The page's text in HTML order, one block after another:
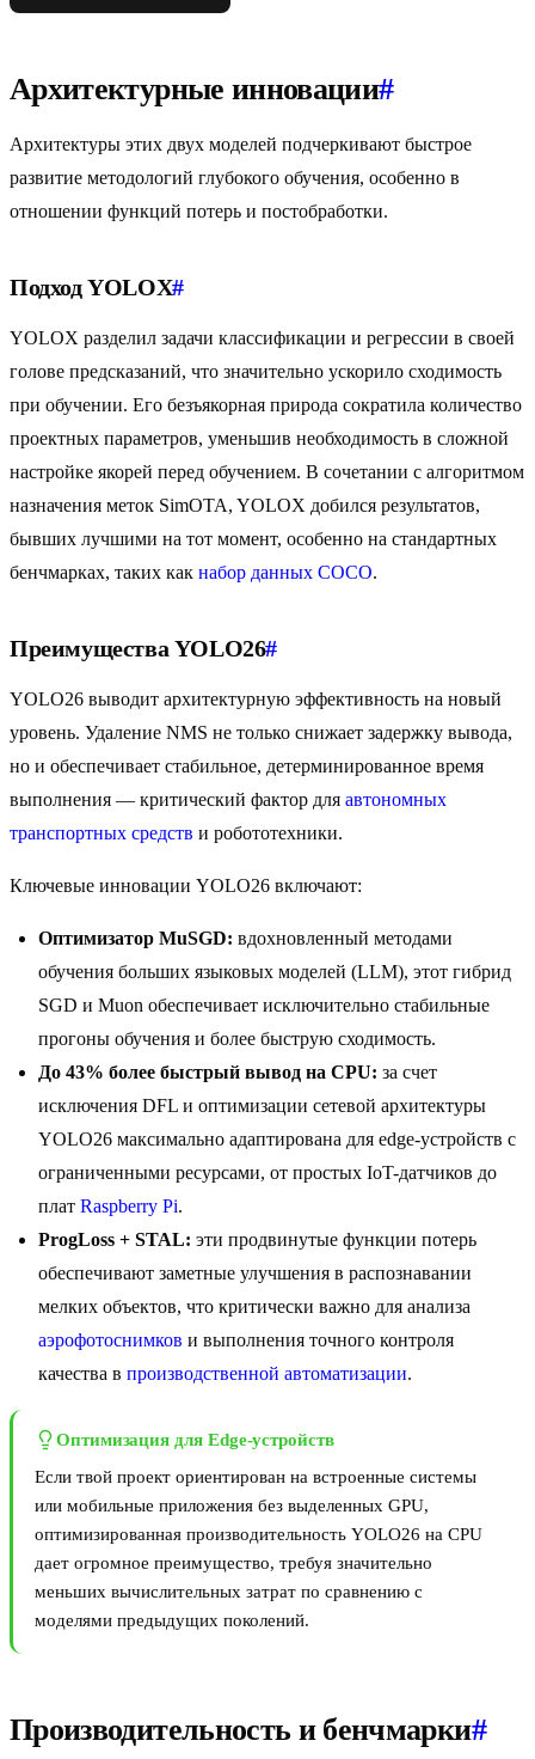
Архитектурные инновации#
Архитектуры этих двух моделей подчеркивают быстрое
развитие методологий глубокого обучения, особенно в
отношении функций потерь и постобработки.
Подход YOLOX#
YOLOX разделил задачи классификации и регрессии в своей
голове предсказаний, что значительно ускорило сходимость
при обучении. Его безъякорная природа сократила количество
проектных параметров, уменьшив необходимость в сложной
настройке якорей перед обучением. В сочетании с алгоритмом
назначения меток SimOTA, YOLOX добился результатов,
бывших лучшими на тот момент, особенно на стандартных
бенчмарках, таких как набор данных COCO.
Преимущества YOLO26#
YOLO26 выводит архитектурную эффективность на новый
уровень. Удаление NMS не только снижает задержку вывода,
но и обеспечивает стабильное, детерминированное время
выполнения — критический фактор для автономных
транспортных средств и робототехники.
Ключевые инновации YOLO26 включают:
Оптимизатор MuSGD: вдохновленный методами
обучения больших языковых моделей (LLM), этот гибрид
SGD и Muon обеспечивает исключительно стабильные
прогоны обучения и более быструю сходимость.
До 43% более быстрый вывод на CPU: за счет
исключения DFL и оптимизации сетевой архитектуры
YOLO26 максимально адаптирована для edge-устройств с
ограниченными ресурсами, от простых IoT-датчиков до
плат Raspberry Pi.
ProgLoss + STAL: эти продвинутые функции потерь
обеспечивают заметные улучшения в распознавании
мелких объектов, что критически важно для анализа
аэрофотоснимков и выполнения точного контроля
качества в производственной автоматизации.
Оптимизация для Edge-устройств
Если твой проект ориентирован на встроенные системы
или мобильные приложения без выделенных GPU,
оптимизированная производительность YOLO26 на CPU
дает огромное преимущество, требуя значительно
меньших вычислительных затрат по сравнению с
моделями предыдущих поколений.
Производительность и бенчмарки#